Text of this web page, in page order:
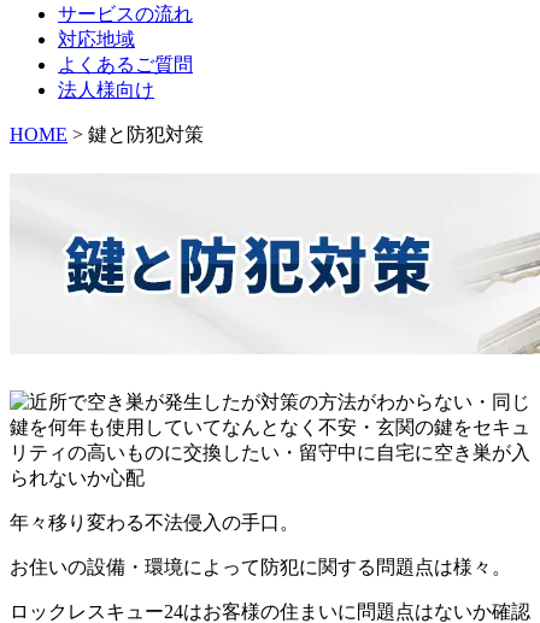
サービスの流れ
対応地域
よくあるご質問
法人様向け
HOME > 鍵と防犯対策
年々移り変わる不法侵入の手口。
お住いの設備・環境によって防犯に関する問題点は様々。
ロックレスキュー24はお客様の住まいに問題点はないか確認